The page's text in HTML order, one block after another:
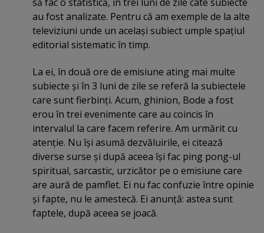
au fost analizate. Pentru că am exemple de la alte
televiziuni unde un acelaşi subiect umple spaţiul
editorial sistematic în timp.
La ei, în două ore de emisiune ating mai multe
subiecte şi în 3 luni de zile se referă la subiectele
care sunt fierbinţi. Acum, ghinion, Bode a fost
erou în trei evenimente care au coincis în
intervalul la care facem referire. Am urmărit cu
atenţie. Nu îşi asumă dezvăluirile, ei citează
diverse surse şi după aceea îşi fac ping pong-ul
spiritual, sarcastic, urzicător pe o emisiune care
are aură de pamflet. Ei nu fac confuzie între opinie
şi fapte, nu le amestecă. Ei anunţă: astea sunt
faptele, după aceea se joacă.